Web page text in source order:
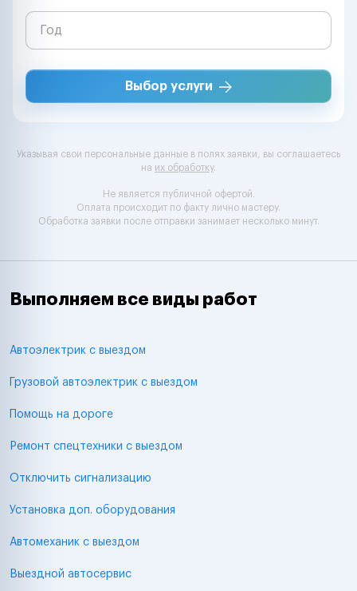
Выбор услуги
Указывая свои персональные данные в полях заявки, вы соглашаетесь
на их обработку.
Не является публичной офертой.
Оплата происходит по факту лично мастеру.
Обработка заявки после отправки занимает несколько минут.
Выполняем все виды работ
Автоэлектрик с выездом
Грузовой автоэлектрик с выездом
Помощь на дороге
Ремонт спецтехники с выездом
Отключить сигнализацию
Установка доп. оборудования
Автомеханик с выездом
Выездной автосервис